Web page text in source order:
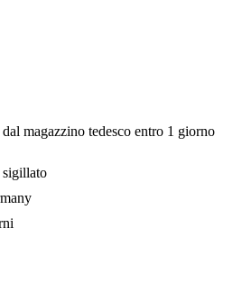
magazzino tedesco entro 1 giorno